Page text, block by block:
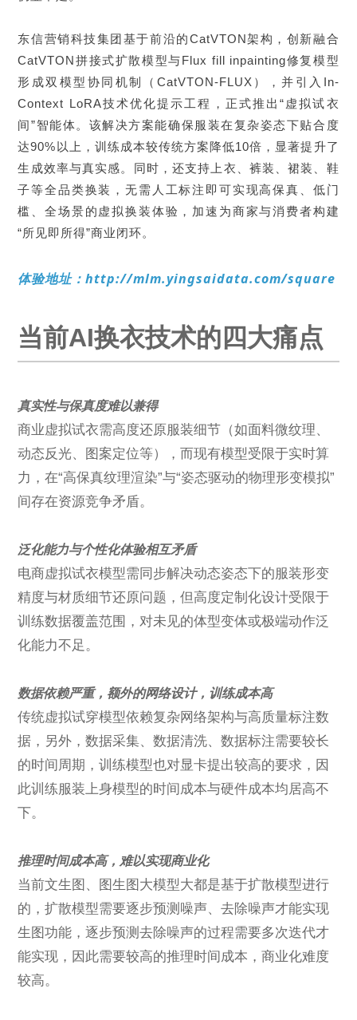
东信营销科技集团基于前沿的CatVTON架构，创新融合
CatVTON拼接式扩散模型与Flux fill inpainting修复模型
形成双模型协同机制（CatVTON-FLUX），并引入In-
Context LoRA技术优化提示工程，正式推出“虚拟试衣
间”智能体。该解决方案能确保服装在复杂姿态下贴合度
达90%以上，训练成本较传统方案降低10倍，显著提升了
生成效率与真实感。同时，还支持上衣、裤装、裙装、鞋
子等全品类换装，无需人工标注即可实现高保真、低门
槛、全场景的虚拟换装体验，加速为商家与消费者构建
“所见即所得”商业闭环。
体验地址：http://mlm.yingsaidata.com/square
当前AI换衣技术的四大痛点
真实性与保真度难以兼得
商业虚拟试衣需高度还原服装细节（如面料微纹理、
动态反光、图案定位等），而现有模型受限于实时算
力，在“高保真纹理渲染”与“姿态驱动的物理形变模拟”
间存在资源竞争矛盾。
泛化能力与个性化体验相互矛盾
电商虚拟试衣模型需同步解决动态姿态下的服装形变
精度与材质细节还原问题，但高度定制化设计受限于
训练数据覆盖范围，对未见的体型变体或极端动作泛
化能力不足。
数据依赖严重，额外的网络设计，训练成本高
传统虚拟试穿模型依赖复杂网络架构与高质量标注数
据， 另外，数据采集、数据清洗、数据标注需要较长
的时间周期，训练模型也对显卡提出较高的要求，因
此训练服装上身模型的时间成本与硬件成本均居高不
下。
推理时间成本高，难以实现商业化
当前文生图、图生图大模型大都是基于扩散模型进行
的，扩散模型需要逐步预测噪声、去除噪声才能实现
生图功能，逐步预测去除噪声的过程需要多次迭代才
能实现，因此需要较高的推理时间成本，商业化难度
较高。